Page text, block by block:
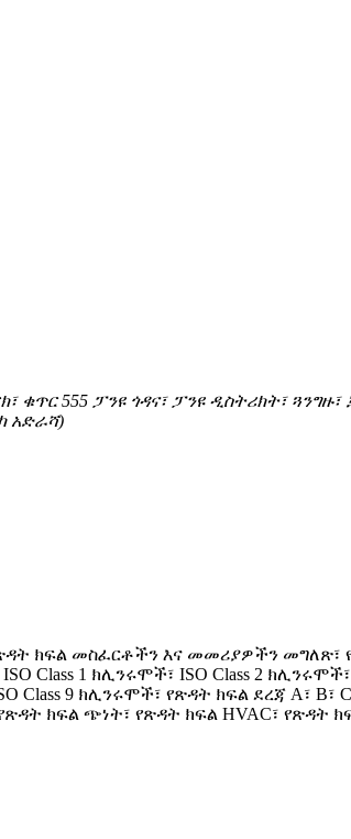
ቁጥር 555 ፓንዩ ጎዳና፣ ፓንዩ ዲስትሪክት፣ ጓንግዙ፣
አድራሻ)
ክፍል መስፈርቶችን እና መመሪያዎችን
1 ክሊንሩሞች፣ ISO Class 2 ክሊንሩሞች፣
Class 9 ክሊንሩሞች፣ የጽዳት ክፍል ደረጃ A፣
ክፍል ጭነት፣ የጽዳት ክፍል HVAC፣ የጽዳት